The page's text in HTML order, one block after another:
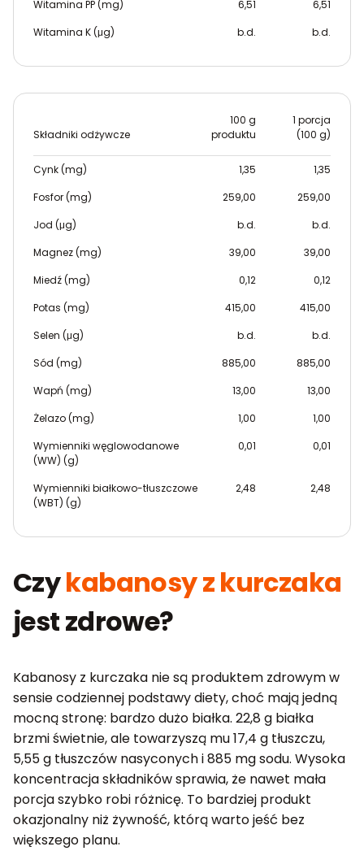
Witamina PP (mg) 6,51
6,51
Witamina K (μg)
b.d. b.d.
Składniki odżywcze
100 g
produktu
1 porcja
(100 g)
Cynk (mg) 1,35
1,35
Fosfor (mg)
259,00
259,00
Jod (μg)
b.d.
b.d.
Magnez (mg)
39,00
39,00
Miedź (mg)
0,12
0,12
Potas (mg)
415,00
415,00
Selen (μg)
b.d.
b.d.
Sód (mg)
885,00
885,00
Wapń (mg)
13,00
13,00
Żelazo (mg)
1,00
1,00
Wymienniki węglowodanowe
(WW) (g)
0,01 0,01
Wymienniki białkowo-tłuszczowe
(WBT) (g)
2,48 2,48
Czykabanosy z kurczaka
jest zdrowe?
Kabanosy z kurczaka nie są produktem zdrowym w
sensie codziennej podstawy diety, choć mają jedną
mocną stronę: bardzo dużo białka. 22,8 g białka
brzmi świetnie, ale towarzyszą mu 17,4 g tłuszczu,
5,55 g tłuszczów nasyconych i 885 mg sodu. Wysoka
koncentracja składników sprawia, że nawet mała
porcja szybko robi różnicę. To bardziej produkt
okazjonalny niż żywność, którą warto jeść bez
większego planu.